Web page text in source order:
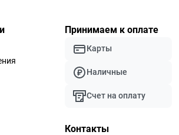
Принимаем к оплате
Карты
Наличные
Счет на оплату
Контакты